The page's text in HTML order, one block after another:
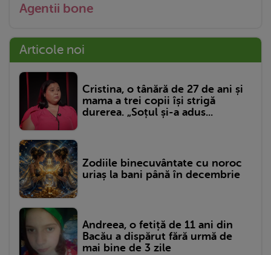
Agentii bone
Articole noi
Cristina, o tânără de 27 de ani și
mama a trei copii își strigă
durerea. „Soțul și-a adus...
Zodiile binecuvântate cu noroc
uriaș la bani până în decembrie
Andreea, o fetiță de 11 ani din
Bacău a dispărut fără urmă de
mai bine de 3 zile